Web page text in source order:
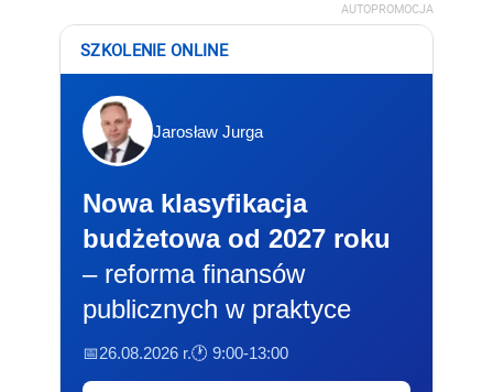
AUTOPROMOCJA
SZKOLENIE ONLINE
Jarosław Jurga
Nowa klasyfikacja
budżetowa od 2027 roku
– reforma finansów
publicznych w praktyce
📅26.08.2026 r.🕐 9:00-13:00